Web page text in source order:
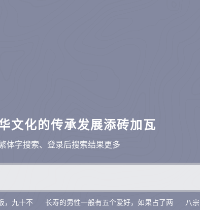
文化的传承发展添砖加瓦
体字搜索、登录后搜索结果更多
，九十不 长寿的男性一般有五个爱好，如果占了两 八宗